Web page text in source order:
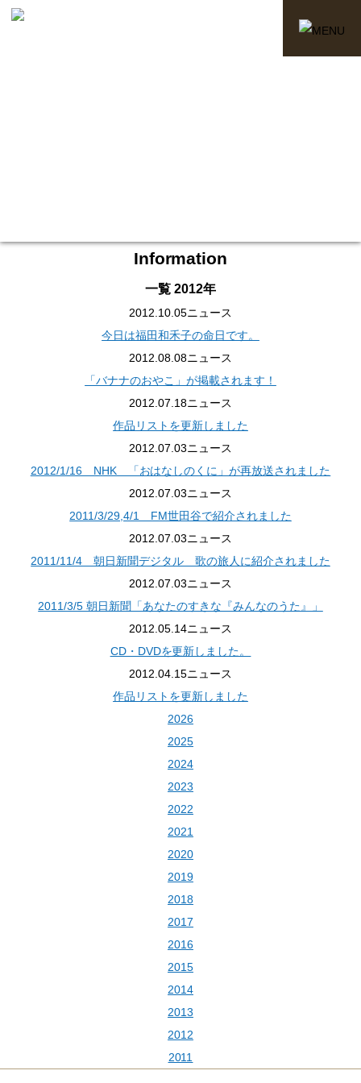
Information
一覧2012年
2012.10.05ニュース
今日は福田和禾子の命日です。
2012.08.08ニュース
「バナナのおやこ」が掲載されます！
2012.07.18ニュース
作品リストを更新しました
2012.07.03ニュース
2012/1/16 NHK 「おはなしのくに」が再放送されました
2012.07.03ニュース
2011/3/29,4/1 FM世田谷で紹介されました
2012.07.03ニュース
2011/11/4 朝日新聞デジタル 歌の旅人に紹介されました
2012.07.03ニュース
2011/3/5 朝日新聞「あなたのすきな『みんなのうた』」
2012.05.14ニュース
CD・DVDを更新しました。
2012.04.15ニュース
作品リストを更新しました
2026
2025
2024
2023
2022
2021
2020
2019
2018
2017
2016
2015
2014
2013
2012
2011